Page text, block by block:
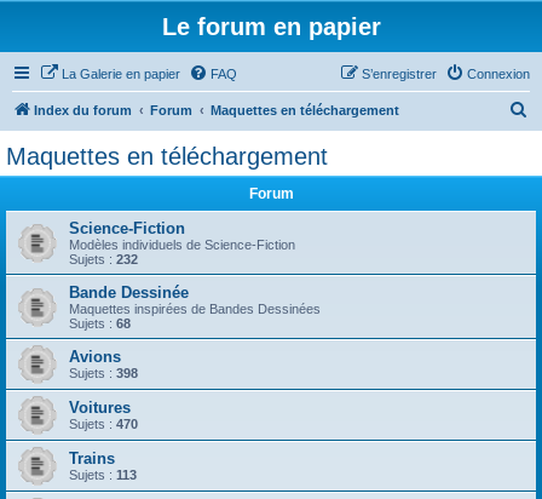
Le forum en papier
La Galerie en papier FAQ Connexion
S’enregistrer
Index du forum Forum Maquettes en téléchargement
e
Maquettes en téléchargement
Forum
Science-Fiction
Modèles individuels de Science-Fiction
Sujets : 232
Bande Dessinée
Maquettes inspirées de Bandes Dessinées
Sujets : 68
Avions
Sujets : 398
Voitures
Sujets : 470
Trains
Sujets : 113